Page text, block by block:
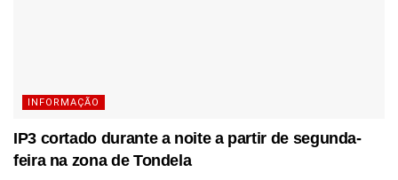
INFORMAÇÃO
IP3 cortado durante a noite a partir de segunda-
feira na zona de Tondela